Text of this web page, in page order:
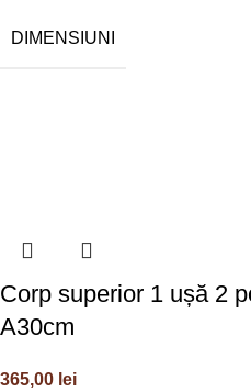
DIMENSIUNI
Corp superior 1 ușă 2
A30cm
365,00 lei